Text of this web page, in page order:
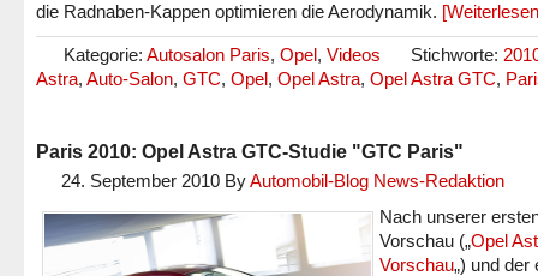
die Radnaben-Kappen optimieren die Aerodynamik.
Kategorie: Autosalon Paris, Opel, Videos Stichworte:
Astra, Auto-Salon, GTC, Opel, Opel Astra, Opel Astra GTC,
Paris 2010: Opel Astra GTC-Studie "GTC Paris"
24. September 2010 ByAutomobil-Blog News-Redaktion
Nach unserer
Vorschau („Opel
Vorschau„) und der